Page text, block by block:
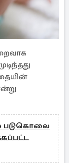
படுகொலை